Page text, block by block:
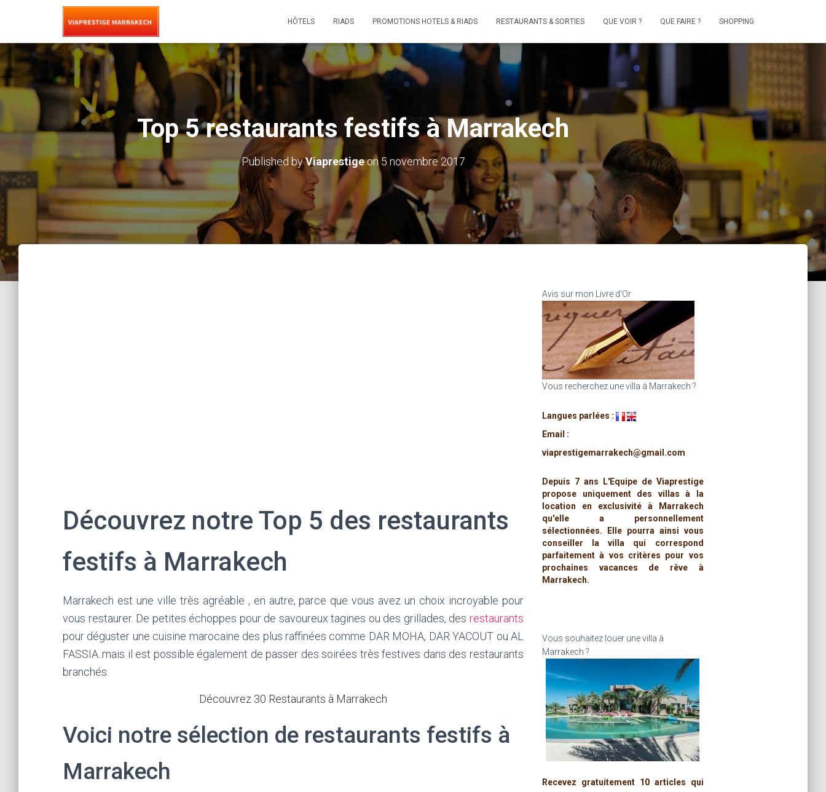
HÔTELS RIADS PROMOTIONS HOTELS & RIADS RESTAURANTS & SORTIES QUE VOIR ? QUE FAIRE ? SHOPPING
Top 5 restaurants festifs à Marrakech
Published byViaprestigeon5 novembre 2017
Découvrez notre Top 5 des restaurants
festifs à Marrakech
Marrakech est une ville très agréable , en autre, parce que vous avez un choix incroyable pour
vous restaurer. De petites échoppes pour de savoureux tagines ou des grillades, des restaurants
pour déguster une cuisine marocaine des plus raffinées comme DAR MOHA, DAR YACOUT ou AL
FASSIA..mais il est possible également de passer des soirées très festives dans des restaurants
branchés.
Découvrez 30 Restaurants à Marrakech
Voici notre sélection de restaurants festifs à
Marrakech
Avis sur mon Livre d'Or
Vous recherchez une villa à Marrakech ?
Langues parlées :
Email :
viaprestigemarrakech@gmail.com
Depuis 7 ans L'Equipe de Viaprestige
propose uniquement des villas à la
location en exclusivité à Marrakech
qu'elle a personnellement
sélectionnées. Elle pourra ainsi vous
conseiller la villa qui correspond
parfaitement à vos critères pour vos
prochaines vacances de rêve à
Marrakech.
Vous souhaitez louer une villa à
Marrakech ?
Recevez gratuitement 10 articles qui